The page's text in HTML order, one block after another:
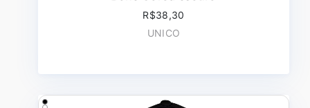
R$38,30
UNICO